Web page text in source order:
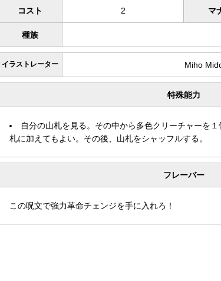
コスト 2 マ
種族
イラストレーター Miho
特殊能力
自分の山札を見る。その中から多色クリーチャーを
札に加えてもよい。その後、山札をシャッフルする。
フレーバー
この呪文で強力革命チェンジを手に入れろ！